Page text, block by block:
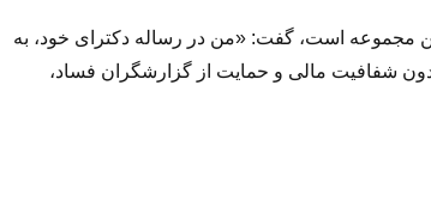
این مجموعه است، گفت: «من در رساله دکترای خود، به
شفافیت مالی و حمایت از گزارشگران فساد،